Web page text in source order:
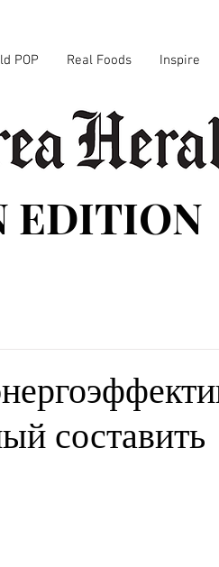
POP Real Foods Inspire
EDITION
составить